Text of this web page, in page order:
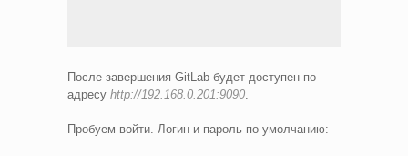
После завершения GitLab будет доступен по
адресу http://192.168.0.201:9090.
Пробуем войти. Логин и пароль по умолчанию: